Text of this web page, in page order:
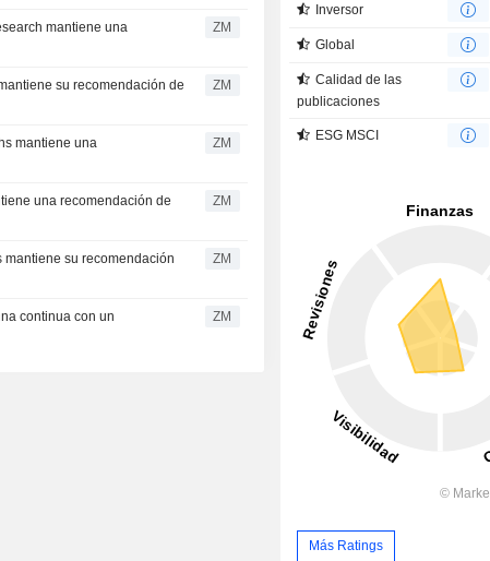
ZM
ZM
ZM
ZM
ZM
ZM
Inversor
Global
Calidad de las
publicaciones
ESG MSCI
Más Ratings